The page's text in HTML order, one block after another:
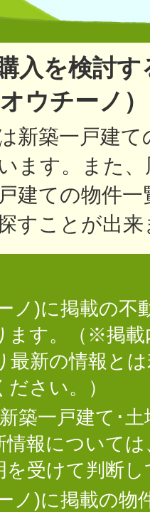
入を検討
ウチーノ
新築一戸建
ます。また
建ての物件
すことが出来
ノ)に掲載の不
ます。（※掲
最新の情報と
さい。）
築一戸建て･
情報について
を受けて判断
ノ)に掲載の物